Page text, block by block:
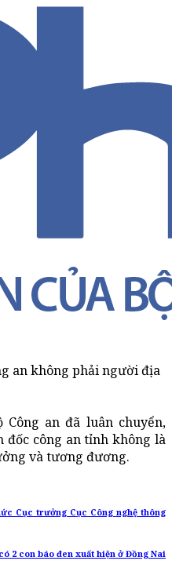
an không phải người địa
an đã luân chuyển,
đốc công an tỉnh không là
và tương đương.
Cục trưởng Cục Công nghệ thông
2 con báo đen xuất hiện ở Đồng Nai